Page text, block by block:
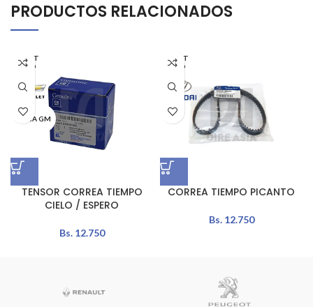
PRODUCTOS RELACIONADOS
AGOT
ADO
MEGA GM
TENSOR CORREA TIEMPO
CIELO / ESPERO
Bs.12.750
AGOT
ADO
CORREA TIEMPO PICANTO
Bs.12.750